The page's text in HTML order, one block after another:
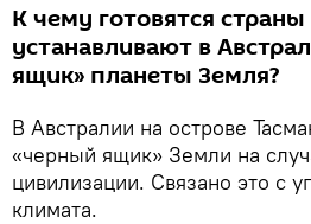
К чему готовятся
устанавливают в
ящик» планеты Земля?
В Австралии на острове
«черный ящик» Земли на
цивилизации. Связано это с
климата.